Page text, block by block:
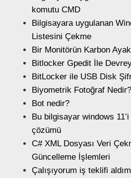
komutu CMD
Bilgisayara uygulanan
Listesini Çekme
Bir Monitörün Karbon
Bitlocker Gpedit İle
BitLocker ile USB Disk
Biyometrik Fotoğraf Nedir?
Bot nedir?
Bu bilgisayar windows 11’i
çözümü
C# XML Dosyası Veri
Güncelleme İşlemleri
Çalışıyorum iş teklifi